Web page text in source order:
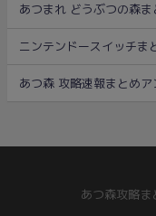
あつまれ どうぶつの森
ニンテンドースイッチま
あつ森 攻略速報まとめア
あつ森攻略